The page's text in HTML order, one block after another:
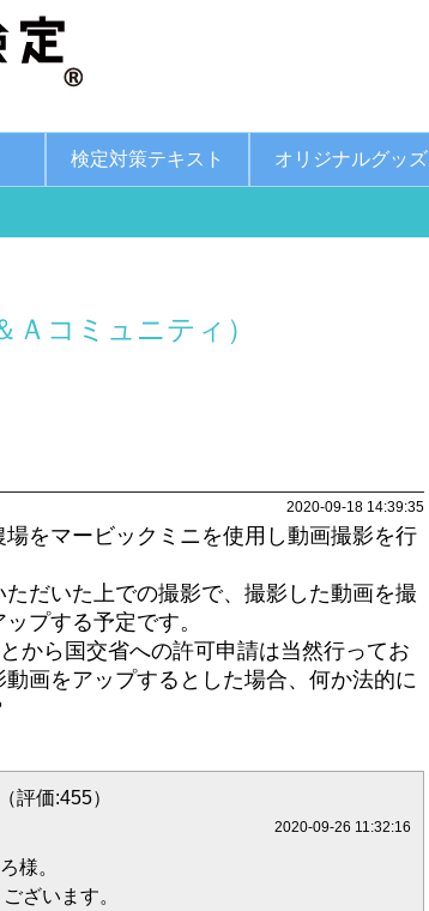
検定対策テキスト オリジナルグッズ
Ａコミュニティ）
2020-09-18 14:39:35
をマービックミニを使用し動画撮影を行
だいた上での撮影で、撮影した動画を撮
プする予定です。
から国交省への許可申請は当然行ってお
画をアップするとした場合、何か法的に
評価:455）
2020-09-26 11:32:16
様。
ざいます。